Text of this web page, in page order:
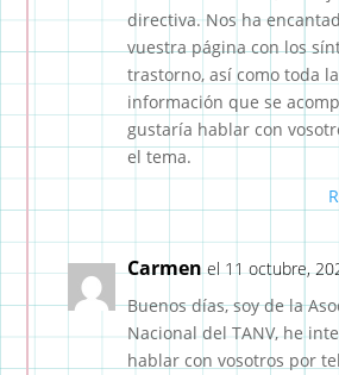
directiva. Nos ha
vuestra página con los
trastorno, así como toda la
información que se
gustaría hablar con
el tema.
Carmen el 11 octubre,
Buenos días, soy de la
Nacional del TANV, he
hablar con vosotros por